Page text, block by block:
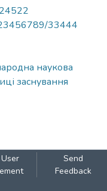
33444
наукова
заснування
Send
Feedback